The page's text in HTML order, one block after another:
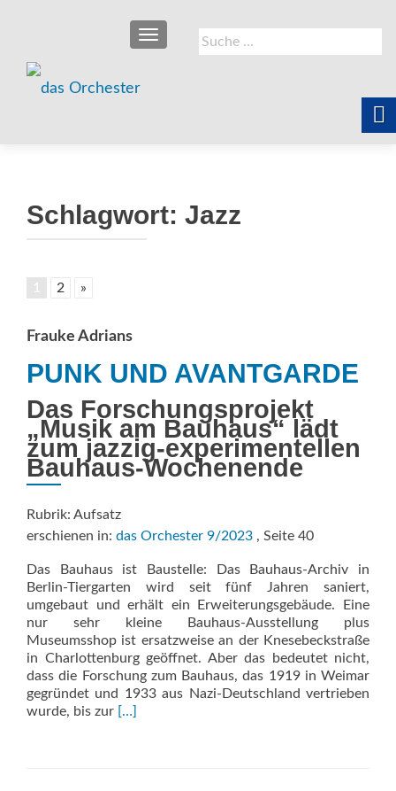
Suche
nach:
SCHALTE NAVIGATION
Schlagwort: Jazz
1 2 »
Frauke Adrians
PUNK UND AVANTGARDE
Das Forschungsprojekt
„Musik am Bauhaus“ lädt
zum jazzig-experimentellen
Bauhaus-Wochenende
Rubrik: Aufsatz
erschienen in: das Orchester 9/2023 , Seite 40
Das Bauhaus ist Baustelle: Das Bauhaus-Archiv in
Berlin-Tiergarten wird seit fünf Jahren saniert,
umgebaut und erhält ein Erweiterungsgebäude. Eine
nur sehr kleine Bauhaus-Ausstellung plus
Museumsshop ist ersatzweise an der Knesebeckstraße
in Charlottenburg geöffnet. Aber das bedeutet nicht,
dass die Forschung zum Bauhaus, das 1919 in Weimar
gegründet und 1933 aus Nazi-Deutschland vertrieben
wurde, bis zur Read
[…]